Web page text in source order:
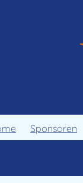
Sponsoren